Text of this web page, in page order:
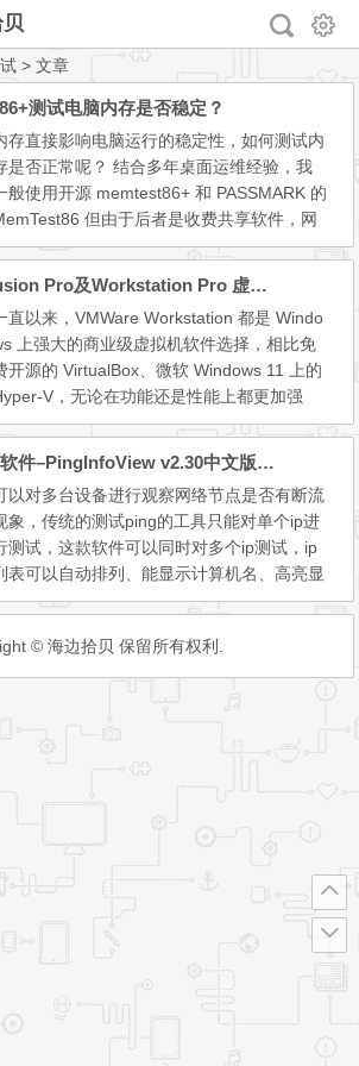
> 文章
测试电脑内存是否稳定？
存直接影响电脑运行的稳定性，如何测试内
是否正常呢？ 结合多年桌面运维经验，我
般使用开源 memtest86+ 和 PASSMARK 的
但由于后者是收费共享软件，网
的破解也不完善，所以这里只讲开源的me
采用 Ventoy 引导 GRUB 模式镜像 默认第
个选项就行，在这里回车；第二个选项以仿
模式驱动USB键盘，通常不会用到 然后稍
，会自动进入蓝色屏幕的...
重磅！VMware Fusion Pro及Workstation Pro 虚拟机正式对个人免费
直以来，VMWare Workstation 都是 Windo
上强大的商业级虚拟机软件选择，相比免
开源的 VirtualBox、微软 Windows 11 上的
V，无论在功能还是性能上都更加强
。 但过去 VMWare Workstation / Fusion
会花几千块去买正版。然而，随着 VMWare
博通 (Broadcom) 收购后，事情终于变了！
通将旗下面向商业的产品全部改成“订阅
”，但面向个人消费者...
工程师必备多ping软件–PingInfoView v2.30中文版（吾爱破解搬运）
以对多台设备进行观察网络节点是否有断流
象，传统的测试ping的工具只能对单个ip进
测试，这款软件可以同时对多个ip测试，ip
表可以自动排列、能显示计算机名、高亮显
失败机器等功能，测试的结果可以所有项目
，为了避免广告，软件里汉化者名字留下，
作者网址链接替换为了52 汉化文件为PingI
© 海边拾贝 保留所有权利.